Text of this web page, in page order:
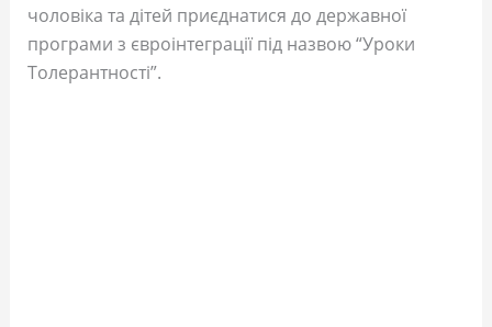
чоловіка та дітей приєднатися до державної
програми з євроінтеграції під назвою “Уроки
Толерантності”.